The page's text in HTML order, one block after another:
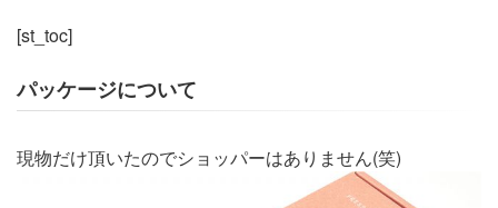
[st_toc]
パッケージについて
現物だけ頂いたのでショッパーはありません(笑)